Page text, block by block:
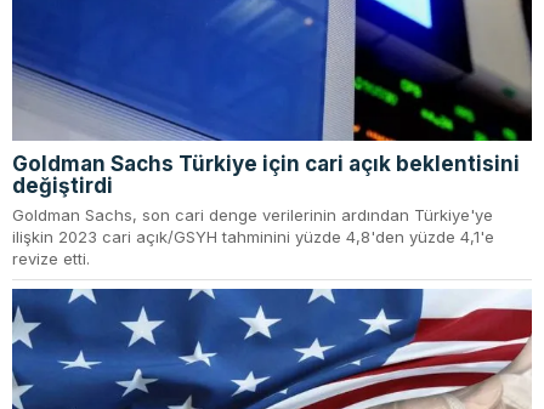
Goldman Sachs Türkiye için cari açık beklentisini
değiştirdi
Goldman Sachs, son cari denge verilerinin ardından Türkiye'ye
ilişkin 2023 cari açık/GSYH tahminini yüzde 4,8'den yüzde 4,1'e
revize etti.